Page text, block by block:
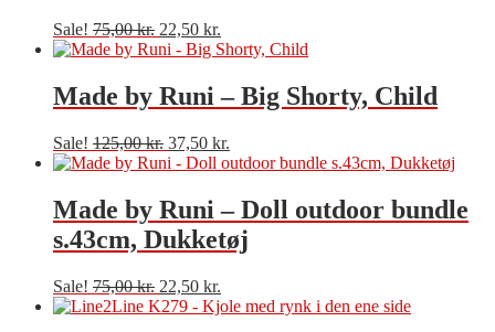
Sale! 75,00kr. 22,50 kr.
Made by Runi – Big Shorty, Child
Sale! 125,00kr. 37,50 kr.
Made by Runi – Doll outdoor bundle
s.43cm, Dukketøj
Sale! 75,00kr. 22,50 kr.